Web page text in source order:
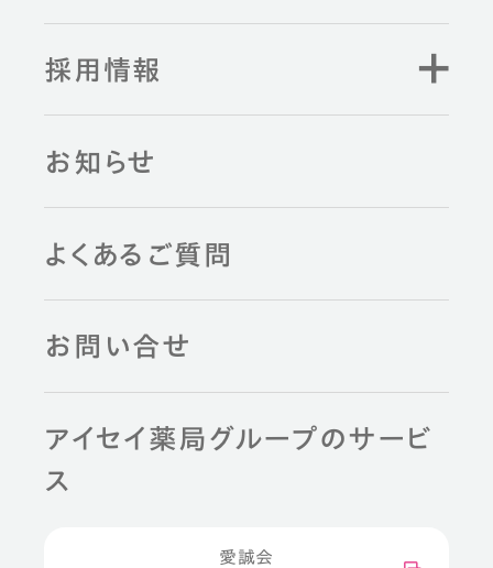
採用情報
お知らせ
よくあるご質問
お問い合せ
アイセイ薬局グループのサービ
ス
愛誠会